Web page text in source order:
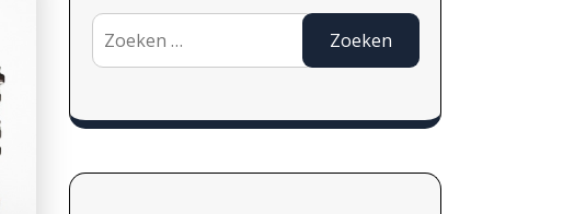
Zoeken
naar: